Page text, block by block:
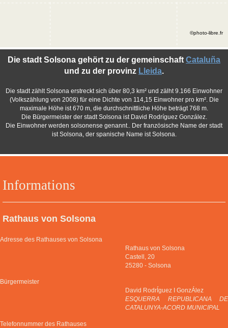
Informations
Rathaus von Solsona
Adresse des Rathauses von Solsona
Rathaus von Solsona
Castell, 20
25280 -Solsona
Bürgermeister
David RodrÍguez I GonzÁlez
ESQUERRA REPUBLICANA DE
CATALUNYA-ACORD MUNICIPAL
Telefonnummer des Rathauses
Die stadt Solsona gehört zu der gemeinschaft Cataluña
und zu der provinz Lleida.
Die stadt zählt Solsona erstreckt sich über 80,3 km² und zälht 9.166 Einwohner
(Volkszählung von 2008) für eine Dichte von 114,15 Einwohner pro km². Die
maximale Höhe ist 670 m, die durchschnittliche Höhe beträgt 768 m.
Die Bürgermeister der stadt Solsona ist David Rodríguez González.
Die Einwohner werden solsonense genannt.. Der französische Name der stadt
ist Solsona, der spanische Name ist Solsona.
©photo-libre.fr